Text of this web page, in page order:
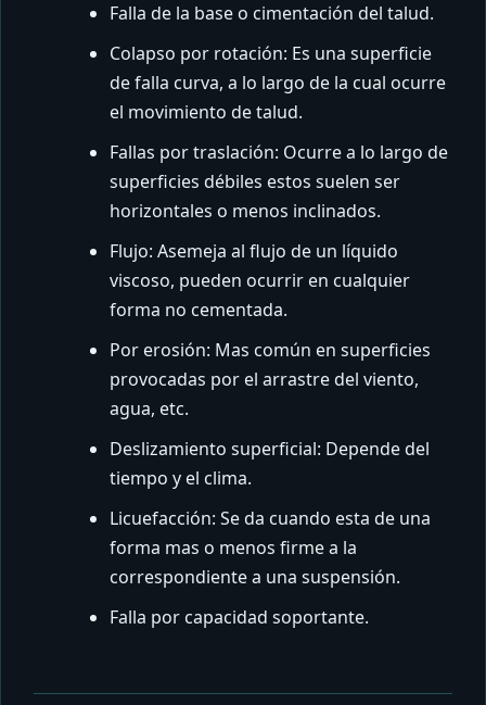
Falla de la base o cimentación del talud.
Colapso por rotación: Es una superficie
de falla curva, a lo largo de la cual ocurre
el movimiento de talud.
Fallas por traslación: Ocurre a lo largo de
superficies débiles estos suelen ser
horizontales o menos inclinados.
Flujo: Asemeja al flujo de un líquido
viscoso, pueden ocurrir en cualquier
forma no cementada.
Por erosión: Mas común en superficies
provocadas por el arrastre del viento,
agua, etc.
Deslizamiento superficial: Depende del
tiempo y el clima.
Licuefacción: Se da cuando esta de una
forma mas o menos firme a la
correspondiente a una suspensión.
Falla por capacidad soportante.